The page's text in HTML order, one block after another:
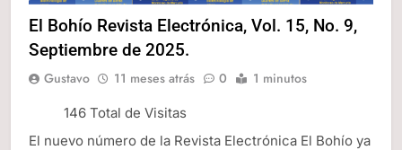
El Bohío Revista Electrónica, Vol. 15, No. 9,
Septiembre de 2025.
Gustavo 11 meses atrás 0 1 minutos
146 Total de Visitas
El nuevo número de la Revista Electrónica El Bohío ya